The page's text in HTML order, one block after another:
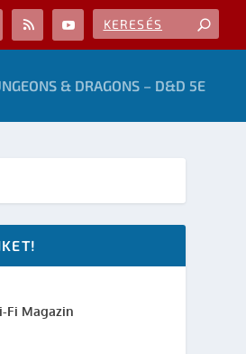
& DRAGONS – D&D 5E
Fi Magazin